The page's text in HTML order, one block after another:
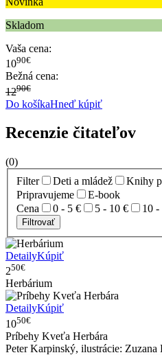
Skladom
Vaša cena:
1090€
Bežná cena:
1290€
Do košíkaHneď kúpiť
Recenzie čitateľov
(0)
Filter
Deti a mládež Knihy
Pripravujeme
E-book
Cena
0 - 5 € 5 - 10 € 10 -
Filtrovať
DetailyKúpiť
250€
Herbárium
DetailyKúpiť
1050€
Príbehy Kveťa Herbára
Peter Karpinský, ilustrácie: